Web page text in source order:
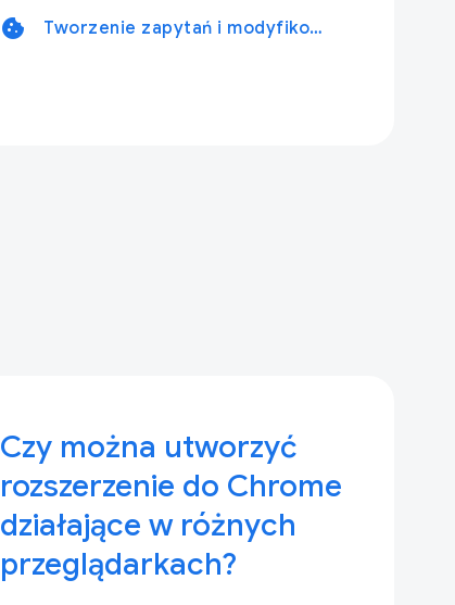
cookie Tworzenie zapytań i modyfikowanie plików cookie
Czy można utworzyć
rozszerzenie do Chrome
działające w różnych
przeglądarkach?